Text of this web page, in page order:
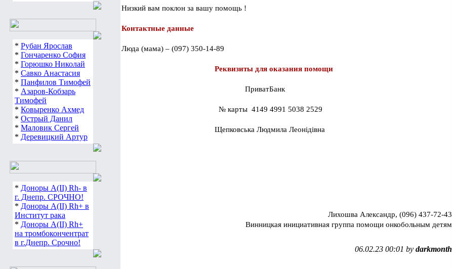
* Рубан Ярослав
* Гончаренко София
* Горюшко Николай
* Савко Анастасия
* Панфилов Тимофей
* Азаров-Кобзарь
Тимофей
* Ковыренко Ахмед
* Острый Данил
* Маловик Сергей
* Деревицкий Артур
* Доноры А(ІІ) Rh- в
г. Днепр. СРОЧНО!
* Доноры А(ІІ) Rh+ в
Институт рака
* Доноры А(ІІ) Rh+
на тромбокончентрат
в г.Днепр. Срочно!
Низкий вам поклон за вашу помощь !
Контактные данные
Люда (мама) – (097) 350-14-89
Реквизиты для оказания помощи
ПриватБанк
№ карты  4149 4991 5038 2529
Щепковська Людмила Леонідівна
Лихошва Александр, (096) 437-72-43
Винницкая инициативная группа помощи онкобольным детям
06.02.23 00:01 by darkmonth